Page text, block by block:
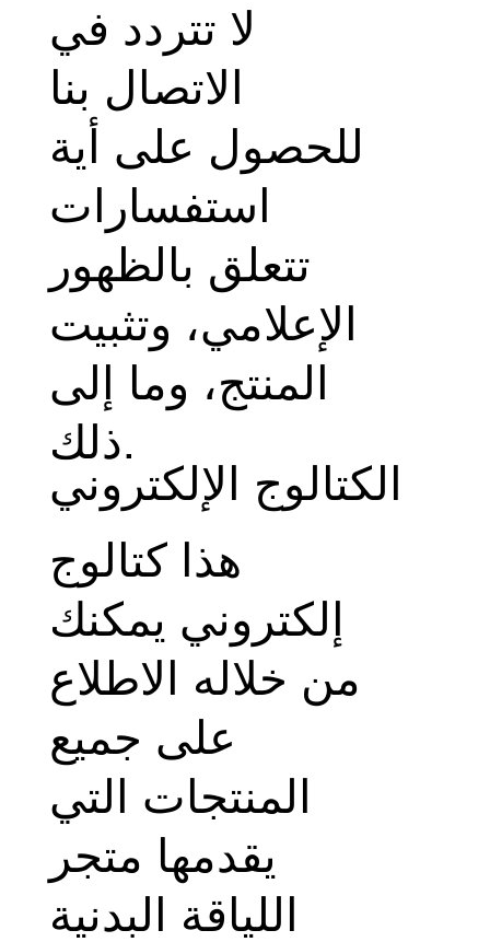
لا تتردد في
الاتصال بنا
للحصول على أية
استفسارات
تتعلق بالظهور
الإعلامي، وتثبيت
المنتج، وما إلى
ذلك.
الكتالوج الإلكتروني
هذا كتالوج
إلكتروني يمكنك
من خلاله الاطلاع
على جميع
المنتجات التي
يقدمها متجر
اللياقة البدنية